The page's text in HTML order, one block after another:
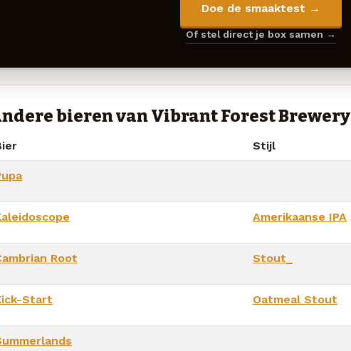
Doe de smaaktest →
Of stel direct je box samen →
bieren van Vibrant Forest Brewery
Stijl
Amerikaanse IPA
Root Stout_
Start Oatmeal Stout